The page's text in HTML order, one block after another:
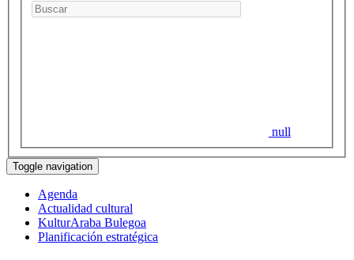
null
Toggle navigation
Agenda
Actualidad cultural
KulturAraba Bulegoa
Planificación estratégica